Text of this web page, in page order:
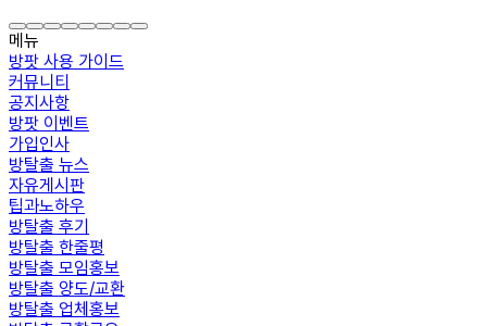
메뉴
방팟 사용 가이드
커뮤니티
공지사항
방팟 이벤트
가입인사
방탈출 뉴스
자유게시판
팁과노하우
방탈출 후기
방탈출 한줄평
방탈출 모임홍보
방탈출 양도/교환
방탈출 업체홍보